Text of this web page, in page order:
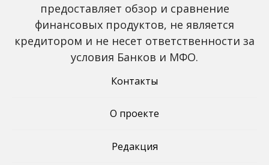
Global Tech Forum: как
ИИ меняет бизнес и
открывает новые
4.0 меняет правила
игры в медиаиндустрии
предоставляет обзор и сравнение
финансовых продуктов, не является
кредитором и не несет ответственности за
условия Банков и МФО.
Контакты
О проекте
Редакция